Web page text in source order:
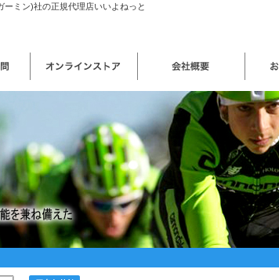
ミン)社の正規代理店いいよねっと